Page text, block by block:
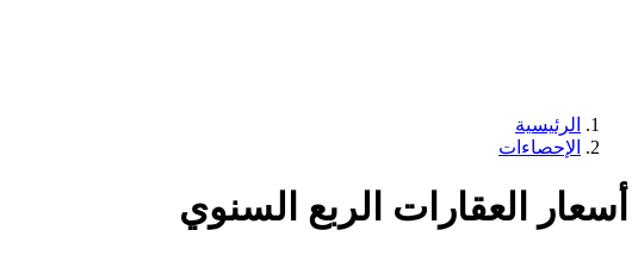
الرئيسية
الإحصاءات
أسعار العقارات الربع السنوي